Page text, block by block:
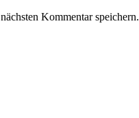
Kommentar speichern.